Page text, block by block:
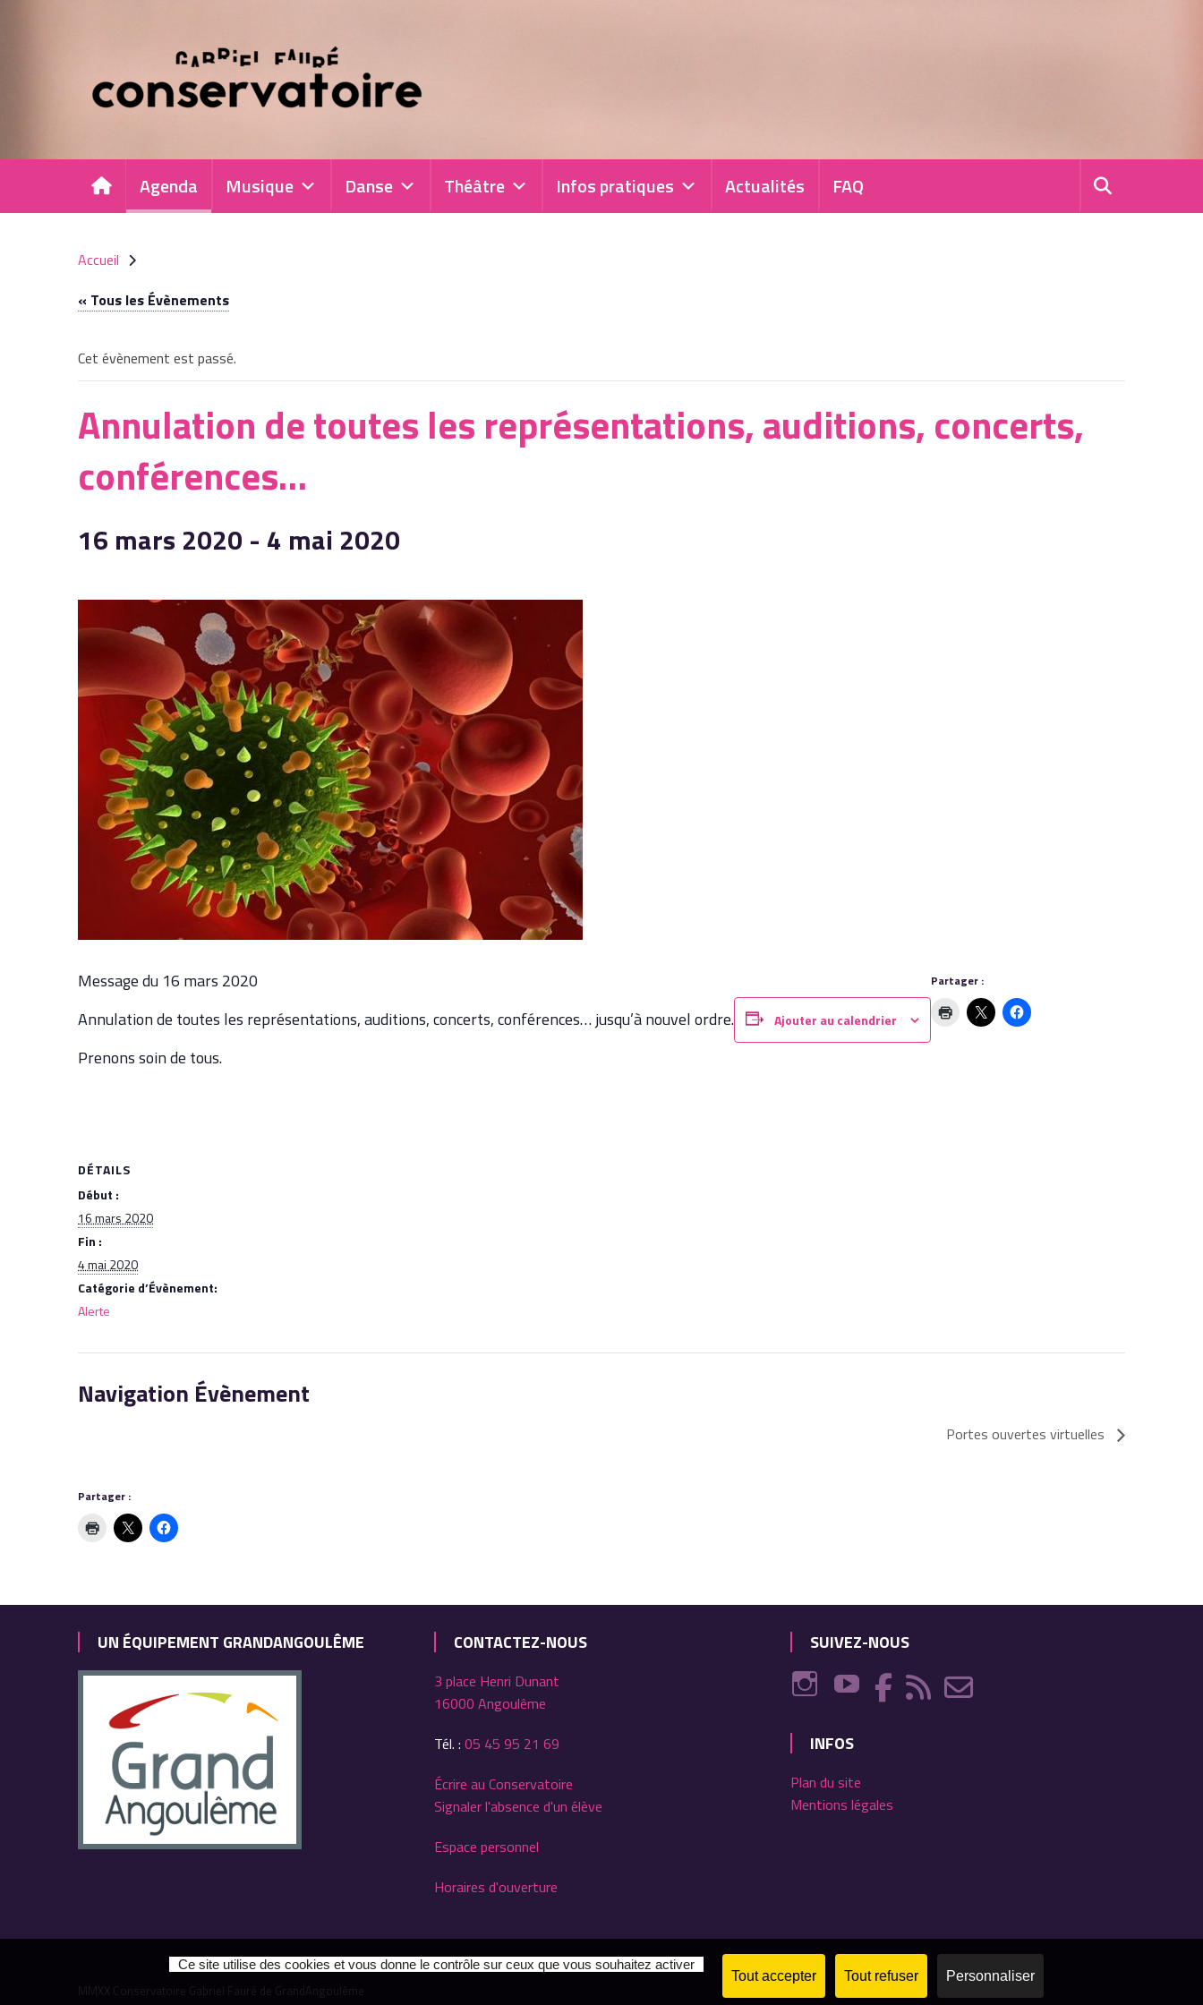
Agenda Musique Danse Théâtre Infos pratiques Actualités FAQ
Accueil
« Tous les Évènements
Cet évènement est passé.
Annulation de toutes les représentations, auditions, concerts,
conférences…
16 mars 2020 - 4 mai 2020
Message du 16 mars 2020
Annulation de toutes les représentations, auditions, concerts, conférences… jusqu’à nouvel ordre.
Prenons soin de tous.
Ajouter au calendrier
DÉTAILS
Début :
16 mars 2020
Fin :
4 mai 2020
Catégorie d’Évènement:
Alerte
Partager :
Navigation Évènement
Portes ouvertes virtuelles
Partager :
UN ÉQUIPEMENT GRANDANGOULÊME CONTACTEZ-NOUS
3 place Henri Dunant
16000 Angoulême
Tél. :05 45 95 21 69
Écrire au Conservatoire
Signaler l'absence d'un élève
Espace personnel
Horaires d'ouverture
SUIVEZ-NOUS
INFOS
Plan du site
Mentions légales
Ce site utilise des cookies et vous donne le contrôle sur ceux que vous souhaitez activer
Tout accepter Tout refuser Personnaliser